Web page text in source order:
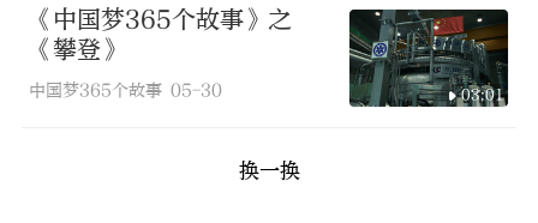
《中国梦365个故事》之
《攀登》
中国梦365个故事 05-30 03:01
换一换